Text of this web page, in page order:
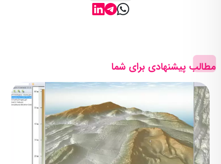
مطالب پیشنهادی برای شما